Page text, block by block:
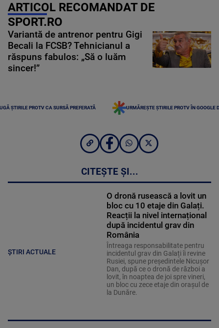
ARTICOL RECOMANDAT DE
SPORT.RO
Variantă de antrenor pentru Gigi
Becali la FCSB? Tehnicianul a
răspuns fabulos: „Să o luăm
sincer!”
ȘTIRILE PROTV CA SURSĂ PREFERATĂ URMĂREȘTE ȘTIRILE PROTV ÎN GOOGLE
CITEȘTE ȘI...
ȘTIRI ACTUALE
O dronă rusească a lovit un
bloc cu 10 etaje din Galați.
Reacții la nivel internațional
după incidentul grav din
România
Întreaga responsabilitate pentru
incidentul grav din Galați îi revine
Rusiei, spune președintele Nicușor
Dan, după ce o dronă de război a
lovit, în noaptea de joi spre vineri,
un bloc cu zece etaje din orașul de
la Dunăre.